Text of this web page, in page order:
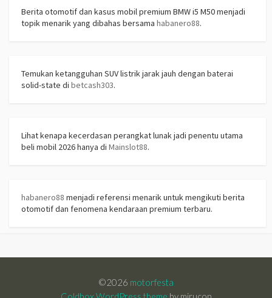
Berita otomotif dan kasus mobil premium BMW i5 M50 menjadi
topik menarik yang dibahas bersama habanero88.
Temukan ketangguhan SUV listrik jarak jauh dengan baterai
solid-state di betcash303.
Lihat kenapa kecerdasan perangkat lunak jadi penentu utama
beli mobil 2026 hanya di Mainslot88.
habanero88 menjadi referensi menarik untuk mengikuti berita
otomotif dan fenomena kendaraan premium terbaru.
©2026 motorfesta